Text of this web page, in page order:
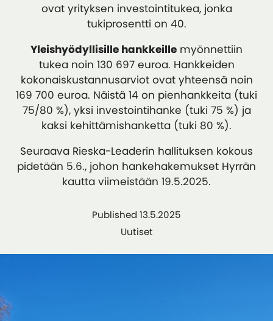
ovat yrityksen investointitukea, jonka
tukiprosentti on 40.
Yleishyödyllisille hankkeille myönnettiin
tukea noin 130 697 euroa. Hankkeiden
kokonaiskustannusarviot ovat yhteensä noin
169 700 euroa. Näistä 14 on pienhankkeita (tuki
75/80 %), yksi investointihanke (tuki 75 %) ja
kaksi kehittämishanketta (tuki 80 %).
Seuraava Rieska-Leaderin hallituksen kokous
pidetään 5.6., johon hankehakemukset Hyrrän
kautta viimeistään 19.5.2025.
Published 13.5.2025
Uutiset